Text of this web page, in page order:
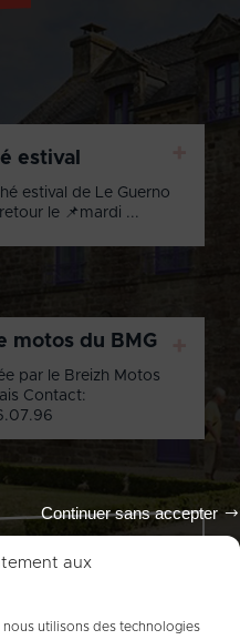
aux
utilisons des technologies
Continuer sans accepter
estival
estival de Le Guerno
le 📌mardi ...
motos du BMG
par le Breizh Motos
Contact: